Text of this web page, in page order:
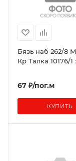
Бязь наб 262/8
Кр Талка 10176/1
67 ₽/пог.м
КУПИТЬ